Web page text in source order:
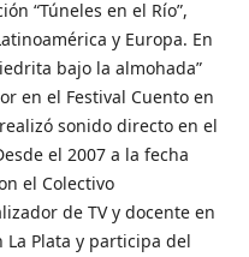
“Túneles en el Río”,
y Europa. En
bajo la almohada”
en el Festival Cuento en
sonido directo en el
el 2007 a la fecha
el Colectivo
de TV y docente en
Plata y participa del